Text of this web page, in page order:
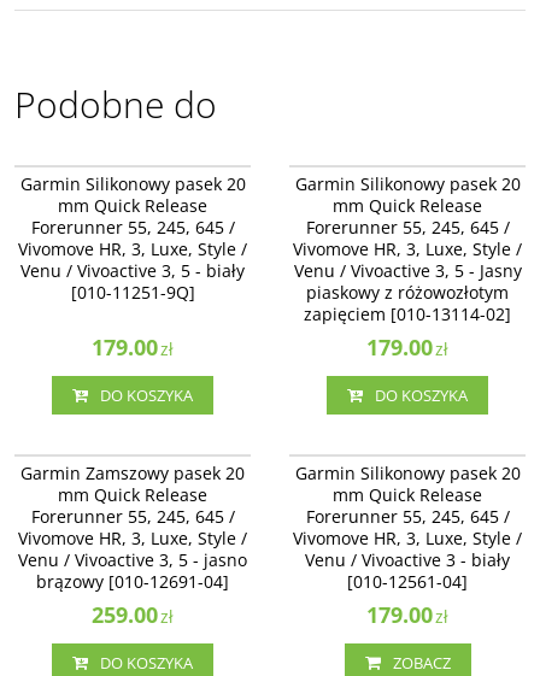
Podobne do
Garmin Silikonowy pasek 20
mm Quick Release
Forerunner 55, 245, 645 /
Vivomove HR, 3, Luxe, Style /
Venu / Vivoactive 3, 5 - biały
[010-11251-9Q]
179.00zł
DO KOSZYKA
Garmin Silikonowy pasek 20
mm Quick Release
Forerunner 55, 245, 645 /
Vivomove HR, 3, Luxe, Style /
Venu / Vivoactive 3, 5 - Jasny
piaskowy z różowozłotym
zapięciem [010-13114-02]
179.00zł
DO KOSZYKA
Garmin Zamszowy pasek 20
mm Quick Release
Forerunner 55, 245, 645 /
Vivomove HR, 3, Luxe, Style /
Venu / Vivoactive 3, 5 - jasno
brązowy [010-12691-04]
259.00zł
DO KOSZYKA
Garmin Silikonowy pasek 20
mm Quick Release
Forerunner 55, 245, 645 /
Vivomove HR, 3, Luxe, Style /
Venu / Vivoactive 3 - biały
[010-12561-04]
179.00zł
ZOBACZ